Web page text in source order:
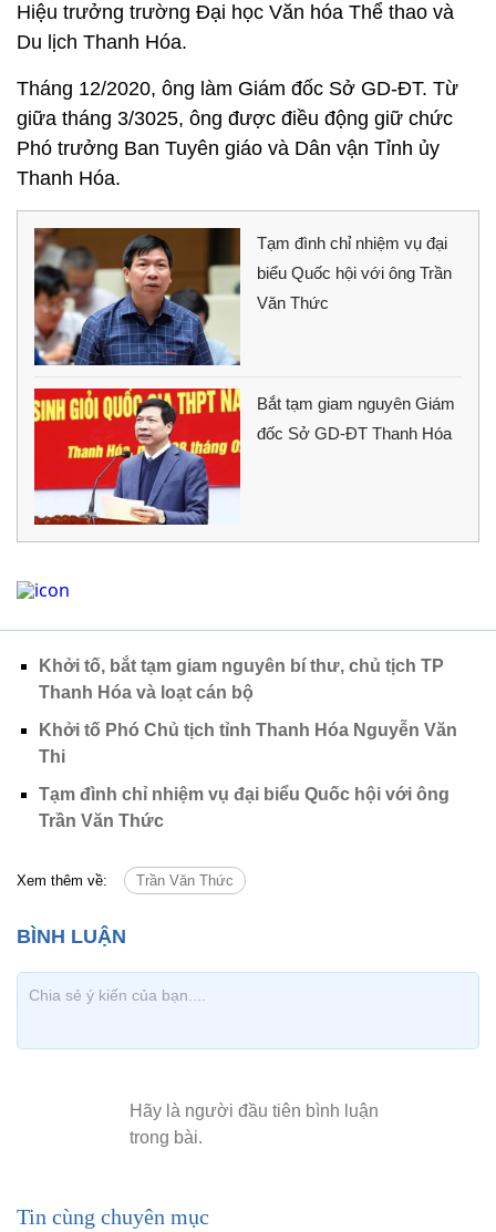
Hiệu trưởng trường Đại học Văn hóa Thể thao và
Du lịch Thanh Hóa.
Tháng 12/2020, ông làm Giám đốc Sở GD-ĐT. Từ
giữa tháng 3/3025, ông được điều động giữ chức
Phó trưởng Ban Tuyên giáo và Dân vận Tỉnh ủy
Thanh Hóa.
Tạm đình chỉ nhiệm vụ đại
biểu Quốc hội với ông Trần
Văn Thức
Bắt tạm giam nguyên Giám
đốc Sở GD-ĐT Thanh Hóa
Khởi tố, bắt tạm giam nguyên bí thư, chủ tịch TP
Thanh Hóa và loạt cán bộ
Khởi tố Phó Chủ tịch tỉnh Thanh Hóa Nguyễn Văn
Thi
Tạm đình chỉ nhiệm vụ đại biểu Quốc hội với ông
Trần Văn Thức
Xem thêm về: Trần Văn Thức
Tin cùng chuyên mục